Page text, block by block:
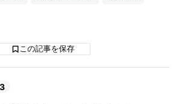
この記事を保存